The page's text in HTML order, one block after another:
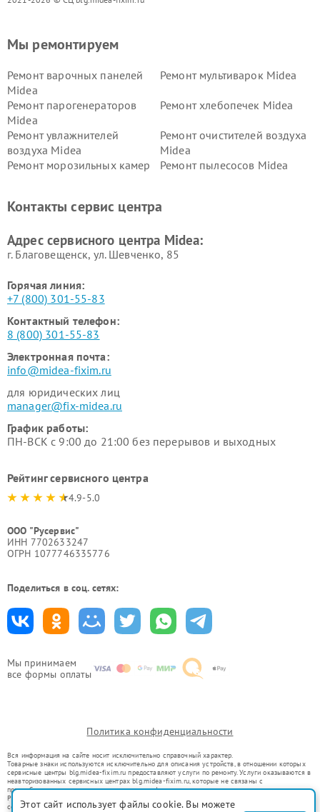
Мы принимаем
все формы оплаты
Мы ремонтируем
Ремонт варочных панелей
Midea
Ремонт мультиварок Midea
Ремонт парогенераторов
Midea
Ремонт хлебопечек Midea
Ремонт увлажнителей
воздуха Midea
Ремонт очистителей воздуха
Midea
Ремонт морозильных камер
Ремонт пылесосов Midea
пылесосов Midea
Midea
Контакты сервис центра
Адрес сервисного центра Midea:
г. Благовещенск, ул. Шевченко, 85
Горячая линия:
+7 (800) 301-55-83
Контактный телефон:
8 (800) 301-55-83
Электронная почта:
info@midea-fixim.ru
для юридических лиц
manager@fix-midea.ru
График работы:
ПН-ВСК с 9:00 до 21:00 без перерывов и выходных
Рейтинг сервисного центра
4.9-5.0
ООО "Русервис"
ИНН 7702633247
ОГРН 1077746335776
Поделиться в соц. сетях:
Политика конфиденциальности
Вся информация на сайте носит исключительно справочный характер.
Товарные знаки используются исключительно для описания устройств, в отношении которых
сервисные центры blg.midea-fixim.ru предоставляют услуги по ремонту. Услуги оказываются в
неавторизованных сервисных центрах blg.midea-fixim.ru, которые не связаны с
правообладателями товарных знаков или их официальными представителями.
Ремонт осуществляется для устройств, уже введенных в гражданский оборот в соответствии
со статьей 1487 ГК РФ.
Этот сайт использует файлы cookie. Вы можете